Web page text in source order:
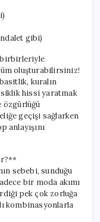
gibi)
birbirleriyle
oluşturabilirsiniz!
kuralın
hissi yaratmak
özgürlüğü
geçişi sağlarken
anlayışını
sebebi, sunduğu
bir moda akımı
pek çok zorluğa
kombinasyonlarla